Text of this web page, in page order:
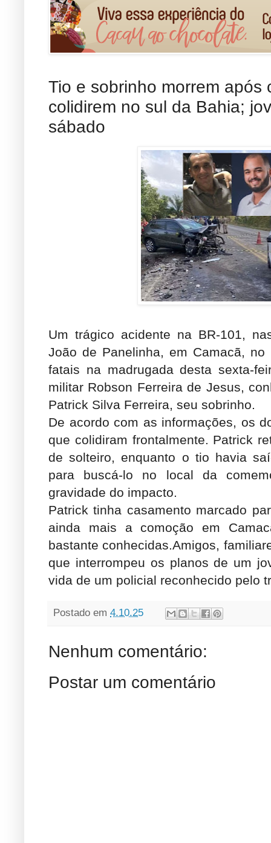
Tio e sobrinho morrem após
colidirem no sul da Bahia;
sábado
Um trágico acidente na BR-101,
João de Panelinha, em Camacã,
fatais na madrugada desta sexta-
militar Robson Ferreira de Jesus,
Patrick Silva Ferreira, seu sobrinho.
De acordo com as informações, os
que colidiram frontalmente. Patrick
de solteiro, enquanto o tio havia
para buscá-lo no local da
gravidade do impacto.
Patrick tinha casamento marcado
ainda mais a comoção em
bastante conhecidas.Amigos,
que interrompeu os planos de um
vida de um policial reconhecido pelo
Postado em 4.10.25
Nenhum comentário:
Postar um comentário